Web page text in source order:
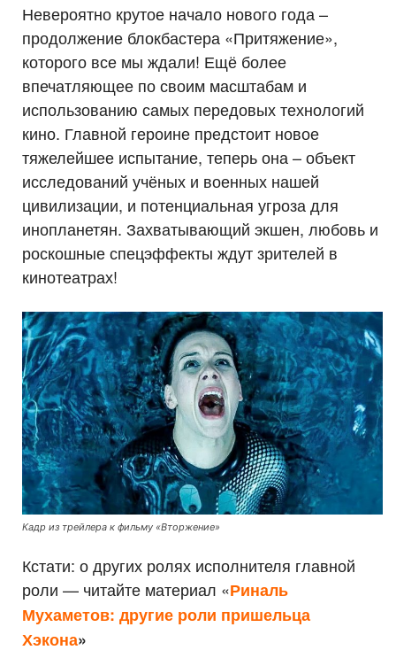
Невероятно крутое начало нового года –
продолжение блокбастера «Притяжение»,
которого все мы ждали! Ещё более
впечатляющее по своим масштабам и
использованию самых передовых технологий
кино. Главной героине предстоит новое
тяжелейшее испытание, теперь она – объект
исследований учёных и военных нашей
цивилизации, и потенциальная угроза для
инопланетян. Захватывающий экшен, любовь и
роскошные спецэффекты ждут зрителей в
кинотеатрах!
Кадр из трейлера к фильму «Вторжение»
Кстати: о других ролях исполнителя главной
роли — читайте материал «Риналь
Мухаметов: другие роли пришельца
Хэкона»